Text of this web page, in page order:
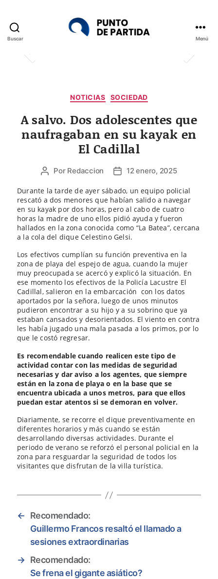
Buscar Menú
NOTICIAS SOCIEDAD
A salvo. Dos adolescentes que
naufragaban en su kayak en
El Cadillal
Autor
la
entrada
Por Redaccion
Fecha
la
entrada
12 enero, 2025
Durante la tarde de ayer sábado, un equipo policial
rescató a dos menores que habían salido a navegar
en su kayak por dos horas, pero al cabo de cuatro
horas la madre de uno ellos pidió ayuda y fueron
hallados en la zona conocida como “La Batea”, cercana
a la cola del dique Celestino Gelsi.
Los efectivos cumplían su función preventiva en la
zona de playa del espejo de agua, cuando la mujer
muy preocupada se acercó y explicó la situación. En
ese momento los efectivos de la Policía Lacustre El
Cadillal, salieron en la embarcación con los datos
aportados por la señora, luego de unos minutos
pudieron encontrar a su hijo y a su sobrino que ya
estaban cansados y desorientados. El viento en contra
les había jugado una mala pasada a los primos, por lo
que le costó regresar.
Es recomendable cuando realicen este tipo de
actividad contar con las medidas de seguridad
necesarias y dar aviso a los agentes, que siempre
están en la zona de playa o en la base que se
encuentra ubicada a unos metros, para que ellos
puedan estar atentos si se demoran en volver.
Diariamente, se recorre el dique preventivamente en
diferentes horarios y más cuando se están
desarrollando diversas actividades. Durante el
periodo de verano se reforzó el personal policial en la
zona para resguardar la seguridad de todos los
visitantes que disfrutan de la villa turística.
←
Recomendado:
Guillermo Francos resaltó el llamado a
sesiones extraordinarias
→ Recomendado:
Se frena el gigante asiático?